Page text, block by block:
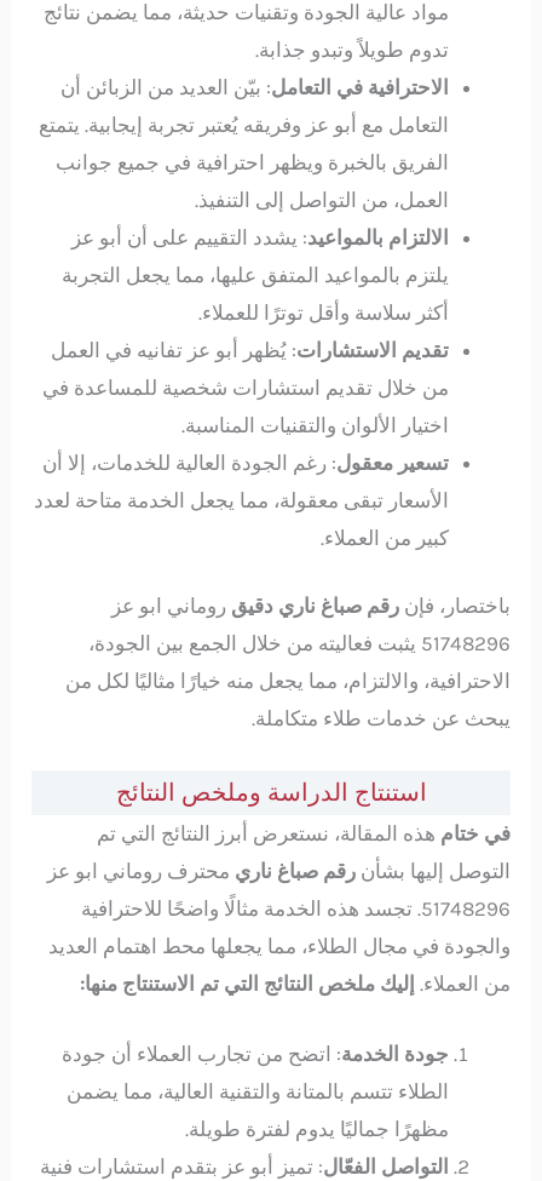
مواد عالية الجودة وتقنيات حديثة، مما يضمن نتائج
تدوم طويلاً وتبدو جذابة.
الاحترافية في التعامل: بيّن العديد من الزبائن أن
التعامل مع أبو عز وفريقه يُعتبر تجربة إيجابية. يتمتع
الفريق بالخبرة ويظهر احترافية في جميع جوانب
العمل، من التواصل إلى التنفيذ.
الالتزام بالمواعيد: يشدد التقييم على أن أبو عز
يلتزم بالمواعيد المتفق عليها، مما يجعل التجربة
أكثر سلاسة وأقل توترًا للعملاء.
تقديم الاستشارات: يُظهر أبو عز تفانيه في العمل
من خلال تقديم استشارات شخصية للمساعدة في
اختيار الألوان والتقنيات المناسبة.
تسعير معقول: رغم الجودة العالية للخدمات، إلا أن
الأسعار تبقى معقولة، مما يجعل الخدمة متاحة لعدد
كبير من العملاء.
باختصار، فإنرقم صباغ ناري دقيق روماني ابو عز
51748296 يثبت فعاليته من خلال الجمع بين الجودة،
الاحترافية، والالتزام، مما يجعل منه خيارًا مثاليًا لكل من
يبحث عن خدمات طلاء متكاملة.
استنتاج الدراسة وملخص النتائج
في ختام هذه المقالة، نستعرض أبرز النتائج التي تم
التوصل إليها بشأنرقم صباغ ناري محترف روماني ابو عز
51748296. تجسد هذه الخدمة مثالًا واضحًا للاحترافية
والجودة في مجال الطلاء، مما يجعلها محط اهتمام العديد
من العملاء. إليك ملخص النتائج التي تم الاستنتاج منها:
جودة الخدمة: اتضح من تجارب العملاء أن جودة
الطلاء تتسم بالمتانة والتقنية العالية، مما يضمن
مظهرًا جماليًا يدوم لفترة طويلة.
التواصل الفعّال: تميز أبو عز بتقدم استشارات فنية